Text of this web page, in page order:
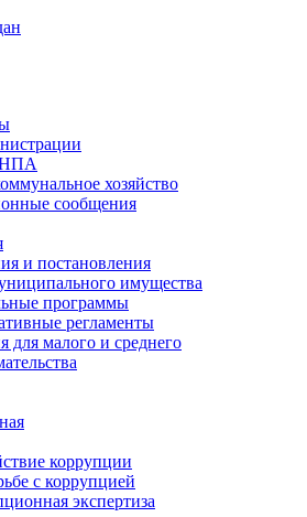
хозяйство
сообщения
и постановления
имущества
программы
регламенты
для малого и среднего
коррупции
с коррупцией
экспертиза